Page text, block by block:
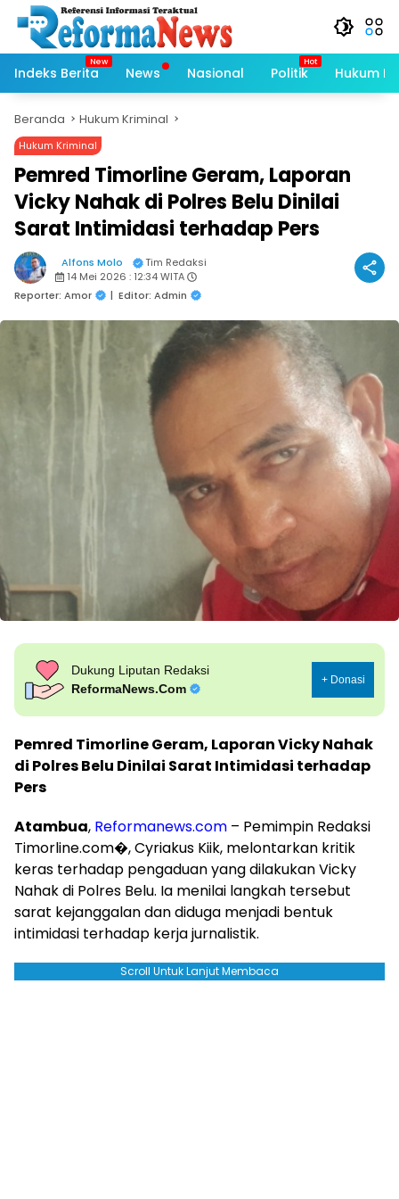
Langsung
konten
Indeks Berita
News Nasional Politik Hukum
Beranda Hukum Kriminal
Hukum Kriminal
Pemred Timorline Geram, Laporan
Vicky Nahak di Polres Belu Dinilai
Sarat Intimidasi terhadap Pers
Alfons Molo
Tim Redaksi
14 Mei 2026 : 12:34 WITA
Reporter: Amor
| Editor: Admin
Dukung Liputan Redaksi
ReformaNews.Com
+ Donasi
Pemred Timorline Geram, Laporan Vicky Nahak
di Polres Belu Dinilai Sarat Intimidasi terhadap
Pers
Atambua, Reformanews.com – Pemimpin Redaksi
Timorline.com⁠�, Cyriakus Kiik, melontarkan kritik
keras terhadap pengaduan yang dilakukan Vicky
Nahak di Polres Belu. Ia menilai langkah tersebut
sarat kejanggalan dan diduga menjadi bentuk
intimidasi terhadap kerja jurnalistik.
Scroll Untuk Lanjut Membaca